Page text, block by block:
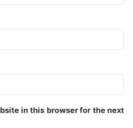
in this browser for the next